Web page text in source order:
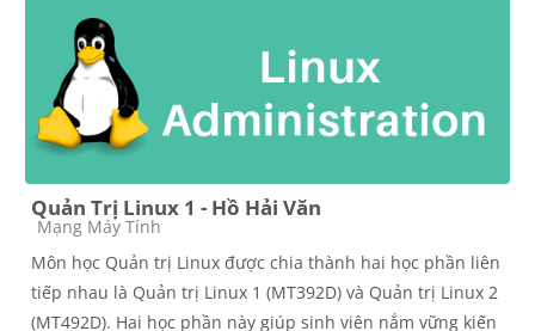
Quản Trị Linux 1 - Hồ Hải Văn
Course category
Mạng Máy Tính
Môn học Quản trị Linux được chia thành hai học phần liên
tiếp nhau là Quản trị Linux 1 (MT392D) và Quản trị Linux 2
(MT492D). Hai học phần này giúp sinh viên nắm vững kiến